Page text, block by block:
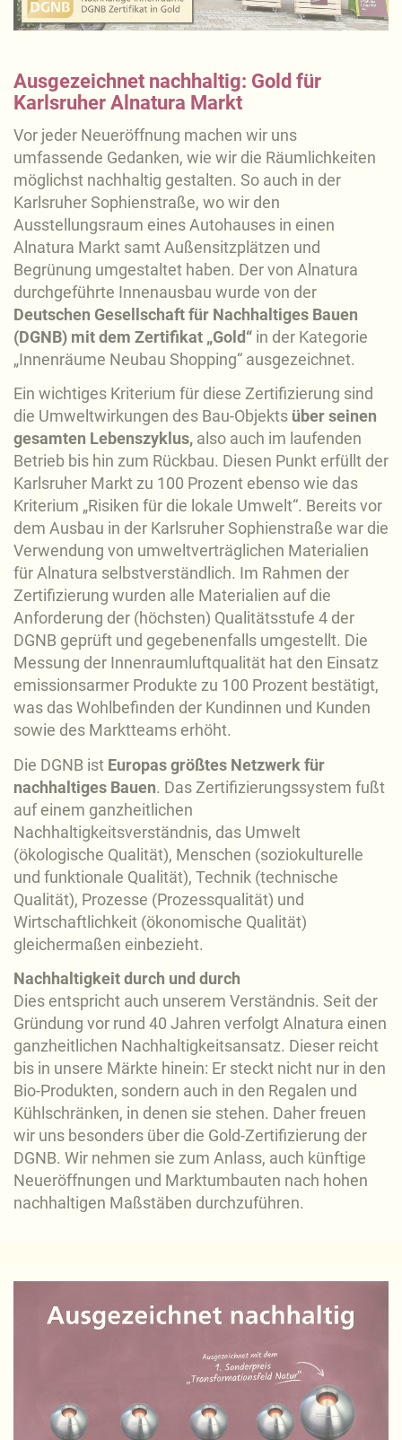
Ausgezeichnet nachhaltig: Gold für
Karlsruher Alnatura Markt
Vor jeder Neueröffnung machen wir uns
umfassende Gedanken, wie wir die Räumlichkeiten
möglichst nachhaltig gestalten. So auch in der
Karlsruher Sophienstraße, wo wir den
Ausstellungsraum eines Autohauses in einen
Alnatura Markt samt Außensitzplätzen und
Begrünung umgestaltet haben. Der von Alnatura
durchgeführte Innenausbau wurde von der
Deutschen Gesellschaft für Nachhaltiges Bauen
(DGNB) mit dem Zertifikat „Gold“ in der Kategorie
„Innenräume Neubau Shopping“ ausgezeichnet.
Ein wichtiges Kriterium für diese Zertifizierung sind
die Umweltwirkungen des Bau-Objekts über seinen
gesamten Lebenszyklus, also auch im laufenden
Betrieb bis hin zum Rückbau. Diesen Punkt erfüllt der
Karlsruher Markt zu 100 Prozent ebenso wie das
Kriterium „Risiken für die lokale Umwelt“. Bereits vor
dem Ausbau in der Karlsruher Sophienstraße war die
Verwendung von umweltverträglichen Materialien
für Alnatura selbstverständlich. Im Rahmen der
Zertifizierung wurden alle Materialien auf die
Anforderung der (höchsten) Qualitätsstufe 4 der
DGNB geprüft und gegebenenfalls umgestellt. Die
Messung der Innenraumluftqualität hat den Einsatz
emissionsarmer Produkte zu 100 Prozent bestätigt,
was das Wohlbefinden der Kundinnen und Kunden
sowie des Marktteams erhöht.
Die DGNB ist Europas größtes Netzwerk für
nachhaltiges Bauen. Das Zertifizierungssystem fußt
auf einem ganzheitlichen
Nachhaltigkeitsverständnis, das Umwelt
(ökologische Qualität), Menschen (soziokulturelle
und funktionale Qualität), Technik (technische
Qualität), Prozesse (Prozessqualität) und
Wirtschaftlichkeit (ökonomische Qualität)
gleichermaßen einbezieht.
Nachhaltigkeit durch und durch
Dies entspricht auch unserem Verständnis. Seit der
Gründung vor rund 40 Jahren verfolgt Alnatura einen
ganzheitlichen Nachhaltigkeitsansatz. Dieser reicht
bis in unsere Märkte hinein: Er steckt nicht nur in den
Bio-Produkten, sondern auch in den Regalen und
Kühlschränken, in denen sie stehen. Daher freuen
wir uns besonders über die Gold-Zertifizierung der
DGNB. Wir nehmen sie zum Anlass, auch künftige
Neueröffnungen und Marktumbauten nach hohen
nachhaltigen Maßstäben durchzuführen.